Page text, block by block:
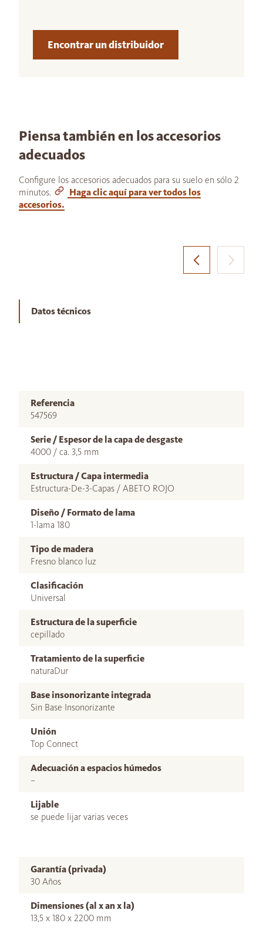
Encontrar un distribuidor
Piensa también en los accesorios
adecuados
Configure los accesorios adecuados para su suelo en sólo 2
minutos.
Haga clic aquí para ver todos los
accesorios.
Datos técnicos
Referencia
547569
Serie / Espesor de la capa de desgaste
4000 / ca. 3,5 mm
Estructura / Capa intermedia
Estructura-De-3-Capas / ABETO ROJO
Diseño / Formato de lama
1-lama 180
Tipo de madera
Fresno blanco luz
Clasificación
Universal
Estructura de la superficie
cepillado
Tratamiento de la superficie
naturaDur
Base insonorizante integrada
Sin Base Insonorizante
Unión
Top Connect
Adecuación a espacios húmedos
–
Lijable
se puede lijar varias veces
Garantía (privada)
30 Años
Dimensiones (al x an x la)
13,5 x 180 x 2200 mm